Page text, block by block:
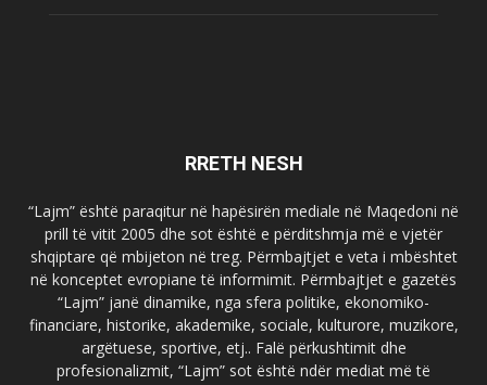
RRETH NESH
“Lajm” është paraqitur në hapësirën mediale në Maqedoni në
prill të vitit 2005 dhe sot është e përditshmja më e vjetër
shqiptare që mbijeton në treg. Përmbajtjet e veta i mbështet
në konceptet evropiane të informimit. Përmbajtjet e gazetës
“Lajm” janë dinamike, nga sfera politike, ekonomiko-
financiare, historike, akademike, sociale, kulturore, muzikore,
argëtuese, sportive, etj.. Falë përkushtimit dhe
profesionalizmit, “Lajm” sot është ndër mediat më të